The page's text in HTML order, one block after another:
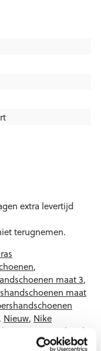
extra levertijd
terugnemen.
,
maat 3,
maat
, Nieuw, Nike
Platte Vinger Techniek